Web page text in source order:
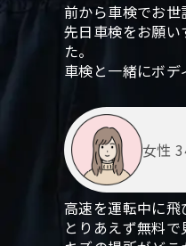
前から車検でお世
先日車検をお願
た。
車検と一緒にボデ
女性
高速を運転中に
とりあえず無料